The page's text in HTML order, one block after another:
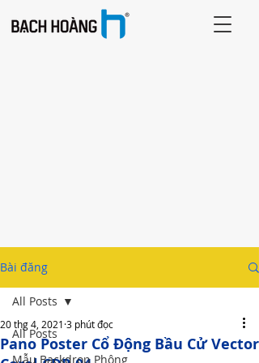
Bài đăng
All Posts
Mẫu Backdrop Phông
All Posts
Pano Poster Cổ Động Bầu Cử Vector
20 thg 4, 2021 3 phút đọc